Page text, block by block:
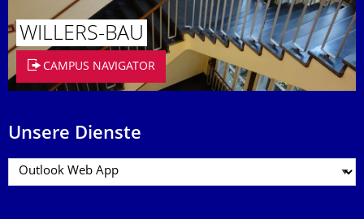
WILLERS-BAU
CAMPUS NAVIGATOR
Unsere Dienste